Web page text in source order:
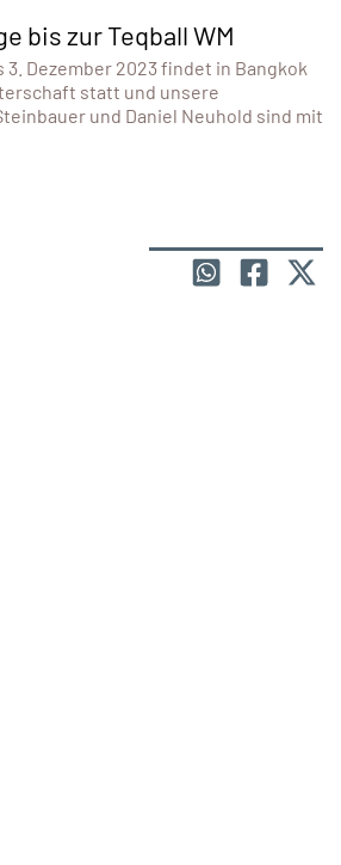
bis zur Teqball WM
3. Dezember 2023 findet in Bangkok
statt und unsere
und Daniel Neuhold sind mit